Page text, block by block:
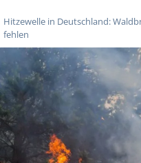
Hitzewelle in Deutschland:
fehlen